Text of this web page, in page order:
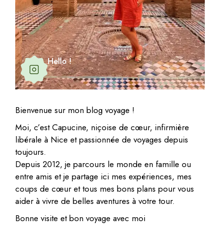
Hello !
Bienvenue sur mon blog voyage !
Moi, c’est Capucine, niçoise de cœur, infirmière
libérale à Nice et passionnée de voyages depuis
toujours.
Depuis 2012, je parcours le monde en famille ou
entre amis et je partage ici mes expériences, mes
coups de cœur et tous mes bons plans pour vous
aider à vivre de belles aventures à votre tour.
Bonne visite et bon voyage avec moi